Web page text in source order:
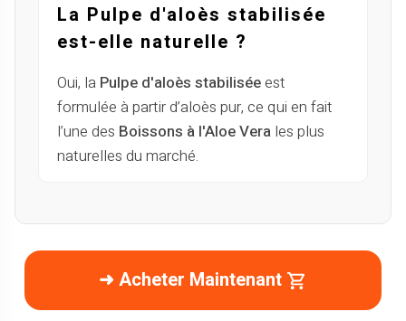
La Pulpe d'aloès stabilisée
est-elle naturelle ?
Oui, la Pulpe d'aloès stabiliséeest
formulée à partir d’aloès pur, ce qui en fait
l’une des Boissons à l'Aloe Vera les plus
naturelles du marché.
➜ Acheter Maintenant